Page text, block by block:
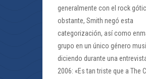
generalmente con el rock
obstante, Smith negó esta
categorización, así como
grupo en un único género
diciendo durante una
2006: «Es tan triste que a The